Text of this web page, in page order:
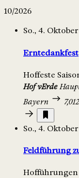
10/2026
So., 4.
Erntedankfest
Hoffeste
Hof vErde
Bayern
So., 4.
Feldführung
Hofführungen